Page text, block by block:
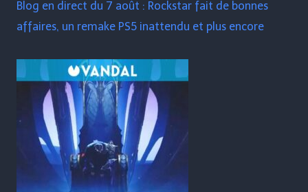
Blog en direct du 7 août : Rockstar fait de bonnes
affaires, un remake PS5 inattendu et plus encore